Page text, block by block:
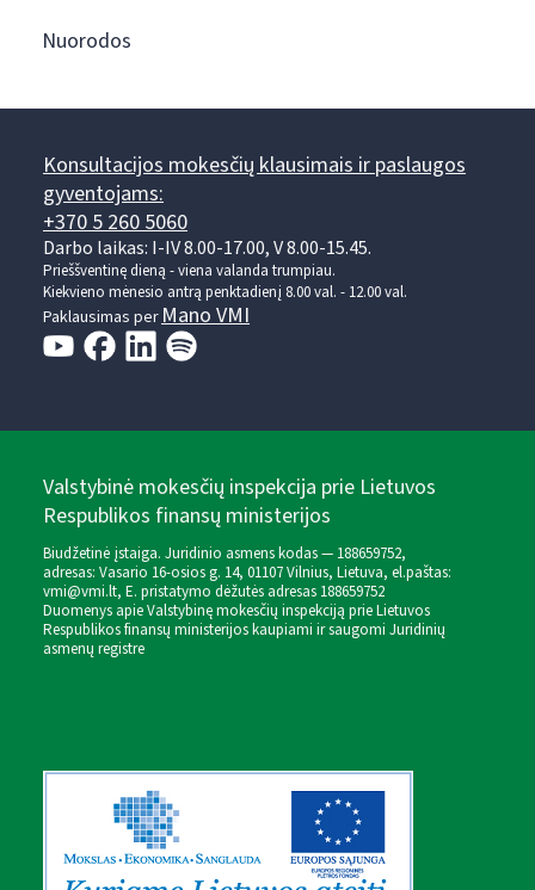
Nuorodos
Konsultacijos mokesčių klausimais ir paslaugos
gyventojams:
+370 5 260 5060
Darbo laikas: I-IV 8.00-17.00, V 8.00-15.45.
Prieššventinę dieną - viena valanda trumpiau.
Kiekvieno mėnesio antrą penktadienį 8.00 val. - 12.00 val.
Paklausimas perMano VMI
Valstybinė mokesčių inspekcija prie Lietuvos
Respublikos finansų ministerijos
Biudžetinė įstaiga. Juridinio asmens kodas — 188659752,
adresas: Vasario 16-osios g. 14, 01107 Vilnius, Lietuva, el.paštas:
vmi@vmi.lt, E. pristatymo dėžutės adresas 188659752
Duomenys apie Valstybinę mokesčių inspekciją prie Lietuvos
Respublikos finansų ministerijos kaupiami ir saugomi Juridinių
asmenų registre